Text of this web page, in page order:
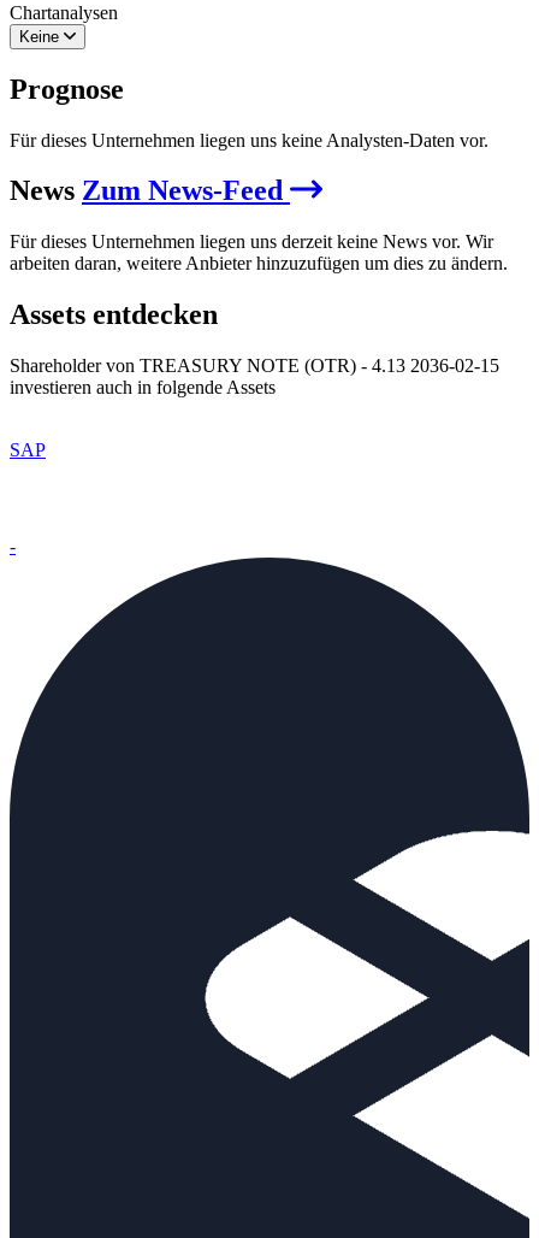
Chartanalysen
Keine
Prognose
Für dieses Unternehmen liegen uns keine Analysten-Daten vor.
News Zum News-Feed
Für dieses Unternehmen liegen uns derzeit keine News vor. Wir
arbeiten daran, weitere Anbieter hinzuzufügen um dies zu ändern.
Assets entdecken
Shareholder von TREASURY NOTE (OTR) - 4.13 2036-02-15
investieren auch in folgende Assets
SAP
-